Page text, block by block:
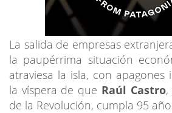
La salida de empresas
la paupérrima situación
atraviesa la isla, con apagones
la víspera de que Raúl Castro,
de la Revolución, cumpla 95